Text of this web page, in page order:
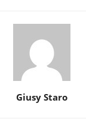
testo
Giusy Staro